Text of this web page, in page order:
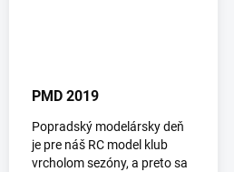
PMD 2019
Popradský modelársky deň
je pre náš RC model klub
vrcholom sezóny, a preto sa